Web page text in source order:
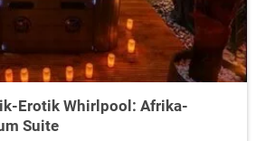
Erotik Whirlpool: Afrika-
Suite